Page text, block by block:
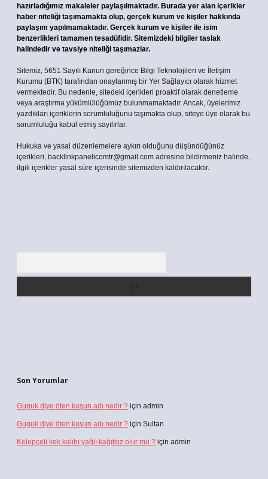
hazırladığımız makaleler paylaşılmaktadır. Burada yer alan içerikler
haber niteliği taşımamakta olup, gerçek kurum ve kişiler hakkında
paylaşım yapılmamaktadır. Gerçek kurum ve kişiler ile isim
benzerlikleri tamamen tesadüfidir. Sitemizdeki bilgiler taslak
halindedir ve tavsiye niteliği taşımazlar.
Sitemiz, 5651 Sayılı Kanun gereğince Bilgi Teknolojileri ve İletişim
Kurumu (BTK) tarafından onaylanmış bir Yer Sağlayıcı olarak hizmet
vermektedir. Bu nedenle, sitedeki içerikleri proaktif olarak denetleme
veya araştırma yükümlülüğümüz bulunmamaktadır. Ancak, üyelerimiz
yazdıkları içeriklerin sorumluluğunu taşımakta olup, siteye üye olarak bu
sorumluluğu kabul etmiş sayılırlar.
Hukuka ve yasal düzenlemelere aykırı olduğunu düşündüğünüz
içerikleri, backlinkpanelicomtr@gmail.com adresine bildirmeniz halinde,
ilgili içerikler yasal süre içerisinde sitemizden kaldırılacaktır.
Son Yorumlar
Guguk diye öten kuşun adı nedir ? için admin
Guguk diye öten kuşun adı nedir ? için Sultan
Kelepçeli kek kalıbı yağlı kağıtsız olur mu ? için admin